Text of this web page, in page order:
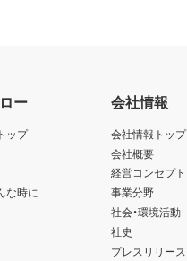
ー
ップ
な時に
会社情報
会社情報トップ
会社概要
経営コンセプト
事業分野
社会・環境活動
社史
プレスリリース